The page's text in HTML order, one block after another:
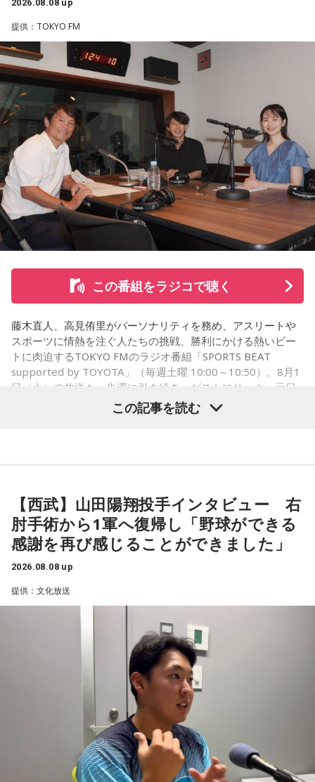
て言葉にすることで、人生をじっくりと見つめ直す時間とな
りました。
続く「人生の最後に流したい私のエンディング曲」のコーナ
ーでは、来場者が選んだ“人生の最後に流したい一曲”にまつわ
る思い出を紹介。音楽を通してこれまでの人生を振り返りな
がら、これからの“自分らしい生き方”を考える時間を共有しま
した。田村は、人生の最後に流したい曲について、「お葬式
で流す曲は決めている。しかも自分の声で流したいと思っ
て、毎日ギターの弾き語りを書斎で練習して、音源として残
しているんです。娘たちにも聴こえているはずだから、お葬
式のときに『パパが弾いてた曲だ』と思ってもらえたら」と
思いを語りました。
コーナー後には、来場者から田村への質疑応答も実施。最後
には、田村がイベントを振り返り、「リスナーの皆さんのエ
ンディング曲の話とかを聞いているだけでも、僕はポジティ
ブになれた。確かに死はすごく悲しいことではあるんだけ
うやって向き合うかということを考える一つのきっかけにな
こりを和らげる」をテーマに、さまざまな「心のこり」に触
れながら、自分自身の想いを見つめ直す機会を届けました。
■番組名：『田村淳のNewsCLUB「自分自身と話そうの
■放送日時：2026年8月11日（火・祝）午前9時00分～10時
■出演：田村淳、砂山圭大郎（文化放送アナウンサー）
■提供：全日本葬祭業協同組合連合会（全葬連）
2026.08.08 up
提供：TOKYO FM
この番組をラジコで聴く
藤木直人、高見侑里がパーソナリティを務め、アスリートや
スポーツに情熱を注ぐ人たちの挑戦、勝利にかける熱いビー
トに肉迫するTOKYO FMのラジオ番組「SPORTS BEAT
supported by TOYOTA」（毎週土曜 10:00～10:50）。8月1
日（土）の放送も、先週に引き続き、ゲストにサッカー元日
本代表の福田正博さんが登場！ 当記事では、「FIFAワールド
カップ26（以下、W杯）」でブラジルに対する発言が波紋を
（左から）福田正博さん、藤木直人、高見侑里
1966年生まれの福田正博さんは、日本人初のJリーグ得点王に
45試合出場で9ゴールを記録するなど活躍を見せ、1993年に
はW杯アジア地区最終予選にも出場しました。2002年に現役
を引退した後は、サッカー解説者としてメディアでの活動の
ほか、講演会やサッカー教室をおこなうなど、自身の経験を
活かしながら幅広く活動しています。
◆「塩貝選手に悪意はなかった」
藤木：決勝トーナメントの相手がブラジルに決まった際、塩
貝選手の言葉が切り取られて話題になったというか、ブラジ
ルにちょっと火をつけてしまった部分もあるのかなと思った
この記事を読む
【西武】山田陽翔投手インタビュー 右
肘手術から1軍へ復帰し「野球ができる
感謝を再び感じることができました」
2026.08.08 up
提供：文化放送